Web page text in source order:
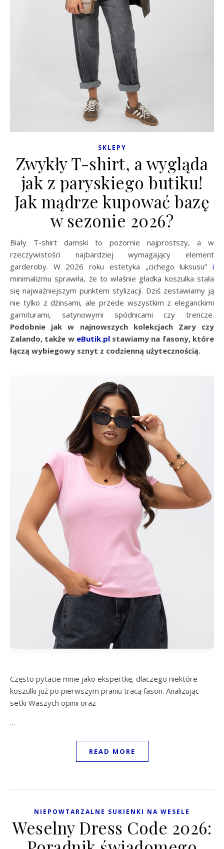
SKLEPY
Zwykły T-shirt, a wygląda
jak z paryskiego butiku!
Jak mądrze kupować bazę
w sezonie 2026?
Biały T-shirt damski to pozornie najprostszy, a w
rzeczywistości najbardziej wymagający element
garderoby. W 2026 roku estetyka „cichego luksusu” i
minimalizmu sprawiła, że to właśnie gładka koszulka stała
się najważniejszym punktem stylizacji. Dziś zestawiamy ją
nie tylko z dżinsami, ale przede wszystkim z eleganckimi
garniturami, satynowymi spódnicami czy trencze.
Podobnie jak w najnowszych kolekcjach Zary czy
Zalando, także w eButik.plstawiamy na fasony, które
łączą wybiegowy sznyt z codzienną użytecznością.
Często pytacie mnie jako ekspertkę, dlaczego niektóre
koszulki już po pierwszym praniu tracą fason. Analizując
setki Waszych opinii oraz
…
READ MORE
NIEPOWTARZALNE SUKIENKI NA WESELE
Weselny Dress Code 2026: